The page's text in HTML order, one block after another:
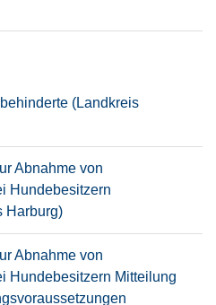
(Landkreis
Abnahme von
Hundebesitzern
Harburg)
Abnahme von
Hundebesitzern Mitteilung